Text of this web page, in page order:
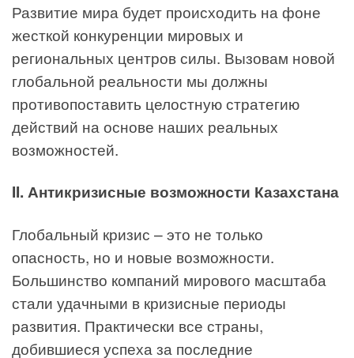
Развитие мира будет происходить на фоне
жесткой конкуренции мировых и
региональных центров силы. Вызовам новой
глобальной реальности мы должны
противопоставить целостную стратегию
действий на основе наших реальных
возможностей.
II. Антикризисные возможности Казахстана
Глобальный кризис – это не только
опасность, но и новые возможности.
Большинство компаний мирового масштаба
стали удачными в кризисные периоды
развития. Практически все страны,
добившиеся успеха за последние